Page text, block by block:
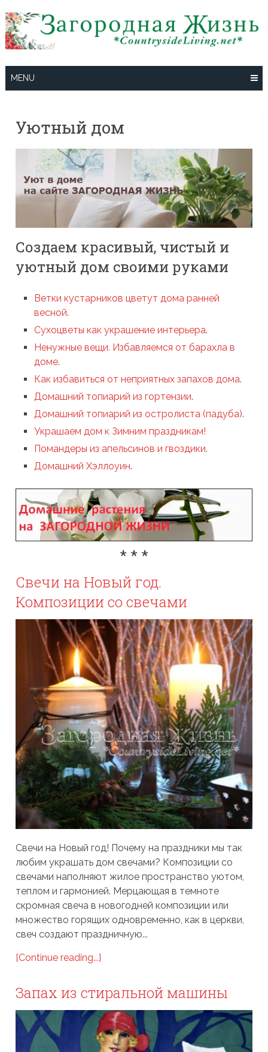
to
content
MENU
Уютный дом
Создаем красивый, чистый и
уютный дом своими руками
Ветки кустарников цветут дома ранней
весной.
Сухоцветы как украшение интерьера.
Ненужные вещи. Избавляемся от барахла в
доме.
Как избавиться от неприятных запахов дома.
Домашний топиарий из гортензии.
Домашний топиарий из остролиста (падуба).
Украшаем дом к Зимним праздникам!
Помандеры из апельсинов и гвоздики.
Домашний Хэллоуин.
* * *
Свечи на Новый год.
Композиции со свечами
Свечи на Новый год! Почему на праздники мы так
любим украшать дом свечами? Композиции со
свечами наполняют жилое пространство уютом,
теплом и гармонией. Мерцающая в темноте
скромная свеча в новогодней композиции или
множество горящих одновременно, как в церкви,
свеч создают праздничную...
[Continue reading...]
Запах из стиральной машины